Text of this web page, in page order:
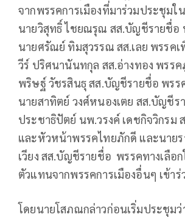
จากพรรคการเมืองที่มาร่วมประชุมใ
นายวิสุทธิ์ ไชยณรุณ สส.บัญชีรายชื่อ
นายศรัณย์ ทิมสุวรรณ สส.เลย พรรค
วีร์ ปริศนานันทกุล สส.อ่างทอง พรร
พริษฐ์ วัชรสินธุ สส.บัญชีรายชื่อ พร
นายสาทิตย์ วงศ์หนองเตย สส.บัญชีร
ประชาธิปัตย์ นพ.วรงค์ เดชกิจวิกรม
และหัวหน้าพรรคไทยภักดี และนายร
เวียง สส.บัญชีรายชื่อ พรรคทางเลือ
ตัวแทนจากพรรคการเมืองอื่นๆ เข้าร่
โดยนายโสภณกล่าวก่อนเริ่มประชุมว่